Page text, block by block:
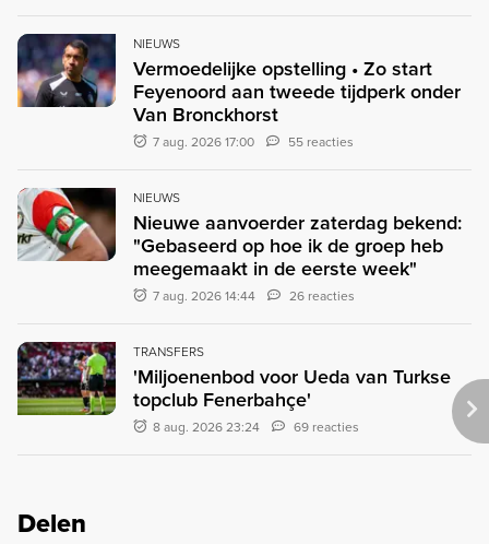
NIEUWS
Vermoedelijke opstelling • Zo start
Feyenoord aan tweede tijdperk onder
Van Bronckhorst
7 aug. 2026 17:00 55 reacties
NIEUWS
Nieuwe aanvoerder zaterdag bekend:
"Gebaseerd op hoe ik de groep heb
meegemaakt in de eerste week"
7 aug. 2026 14:44 26 reacties
TRANSFERS
'Miljoenenbod voor Ueda van Turkse
topclub Fenerbahçe'
8 aug. 2026 23:24 69 reacties
Delen